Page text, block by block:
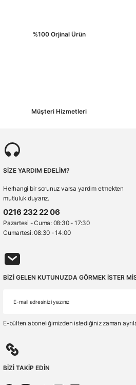
%100 Orjinal Ürün
Müşteri Hizmetleri
SİZE YARDIM EDELİM?
Herhangi bir sorunuz varsa yardım etmekten
mutluluk duyarız.
0216 232 22 06
Pazartesi - Cuma: 08:30 - 17:30
Cumartesi: 08:30 - 14:00
BİZİ GELEN KUTUNUZDA GÖRMEK İSTER
E-bülten aboneliğimizden istediğiniz zaman
BİZİ TAKİP EDİN